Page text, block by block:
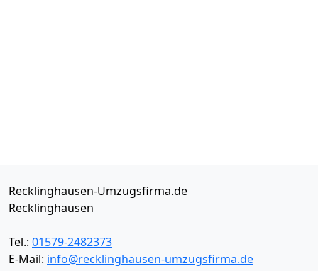
Recklinghausen-Umzugsfirma.de
Recklinghausen
Tel.: 01579-2482373
E-Mail: info@recklinghausen-umzugsfirma.de